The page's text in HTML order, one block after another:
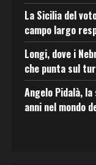
La Sicilia del
campo largo
Longi, dove i
che punta sul
Angelo Pidalà,
anni nel mondo